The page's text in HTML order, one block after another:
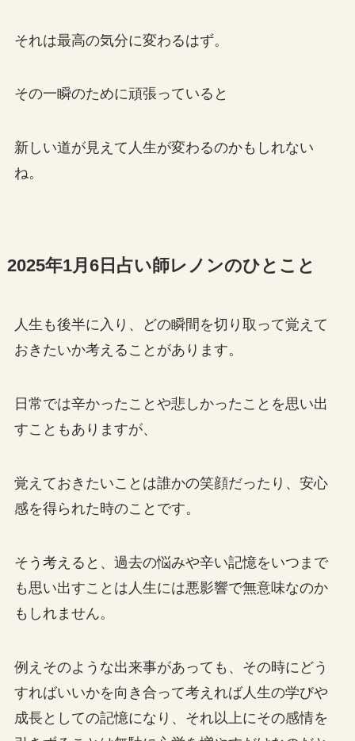
それは最高の気分に変わるはず。
その一瞬のために頑張っていると
新しい道が見えて人生が変わるのかもしれない
ね。
2025年1月6日占い師レノンのひとこと
人生も後半に入り、どの瞬間を切り取って覚えて
おきたいか考えることがあります。
日常では辛かったことや悲しかったことを思い出
すこともありますが、
覚えておきたいことは誰かの笑顔だったり、安心
感を得られた時のことです。
そう考えると、過去の悩みや辛い記憶をいつまで
も思い出すことは人生には悪影響で無意味なのか
もしれません。
例えそのような出来事があっても、その時にどう
すればいいかを向き合って考えれば人生の学びや
成長としての記憶になり、それ以上にその感情を